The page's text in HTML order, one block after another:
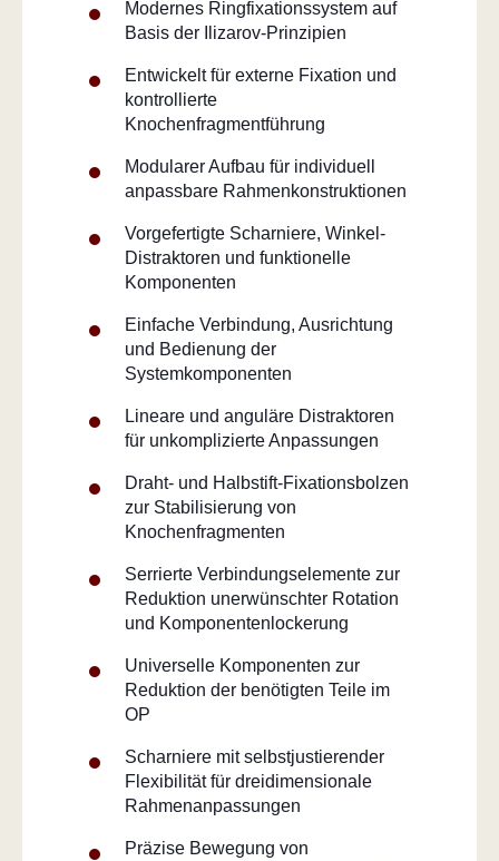
Modernes Ringfixationssystem auf
Basis der Ilizarov-Prinzipien
Entwickelt für externe Fixation und
kontrollierte
Knochenfragmentführung
Modularer Aufbau für individuell
anpassbare Rahmenkonstruktionen
Vorgefertigte Scharniere, Winkel-
Distraktoren und funktionelle
Komponenten
Einfache Verbindung, Ausrichtung
und Bedienung der
Systemkomponenten
Lineare und anguläre Distraktoren
für unkomplizierte Anpassungen
Draht- und Halbstift-Fixationsbolzen
zur Stabilisierung von
Knochenfragmenten
Serrierte Verbindungselemente zur
Reduktion unerwünschter Rotation
und Komponentenlockerung
Universelle Komponenten zur
Reduktion der benötigten Teile im
OP
Scharniere mit selbstjustierender
Flexibilität für dreidimensionale
Rahmenanpassungen
Präzise Bewegung von